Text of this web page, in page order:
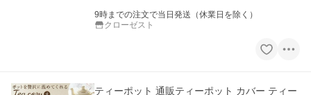
9時までの注文で当日発送（休業日を除く）
クローゼスト
ティーポット 通販ティーポット カバー ティー